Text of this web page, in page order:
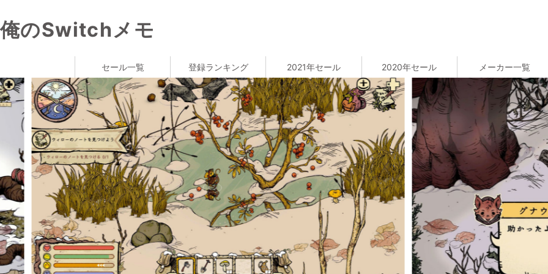
俺のSwitchメモ
セール一覧 登録ランキング 2021年セール 2020年セール メーカー一覧